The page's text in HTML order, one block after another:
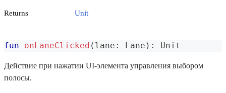
Returns Unit
fun onLaneClicked ( lane : Lane ) : Unit
Действие при нажатии UI-элемента управления выбором
полосы.